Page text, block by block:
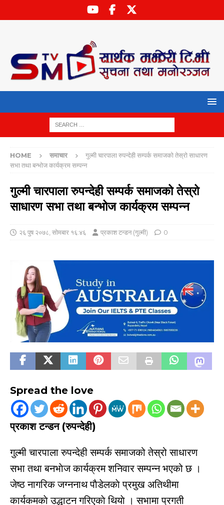
HOME समाचार
गुल्मी चारपाला रुपन्देही सम्पर्क समाजको तेस्रो साधारण
सभा तथा बन्भोज कार्यक्रम सम्पन्न
गुल्मी चारपाला रुपन्देही सम्पर्क समाजको तेस्रो
साधारण सभा तथा बन्भोज कार्यक्रम सम्पन्न
२६ पुष २०७८, सोमबार १६:४६ प्रकाश टन्डन (गुल्मी) 0
Spread the love
प्रकाश टन्डन (रुपन्देही)
गुल्मी चारपाला रुपन्देही सम्पर्क समाजको तेस्रो साधारण
सभा तथा बनभाेज कार्यक्रम शनिवार सम्पन्न भएको छ ।
जेष्ठ नागरिक जग्ननाथ पाैडेलकाे प्रमुख अतिथीमा
कार्यकमकाे उद्धाटन गरिएकाे थियाे । सभामा प्रगती